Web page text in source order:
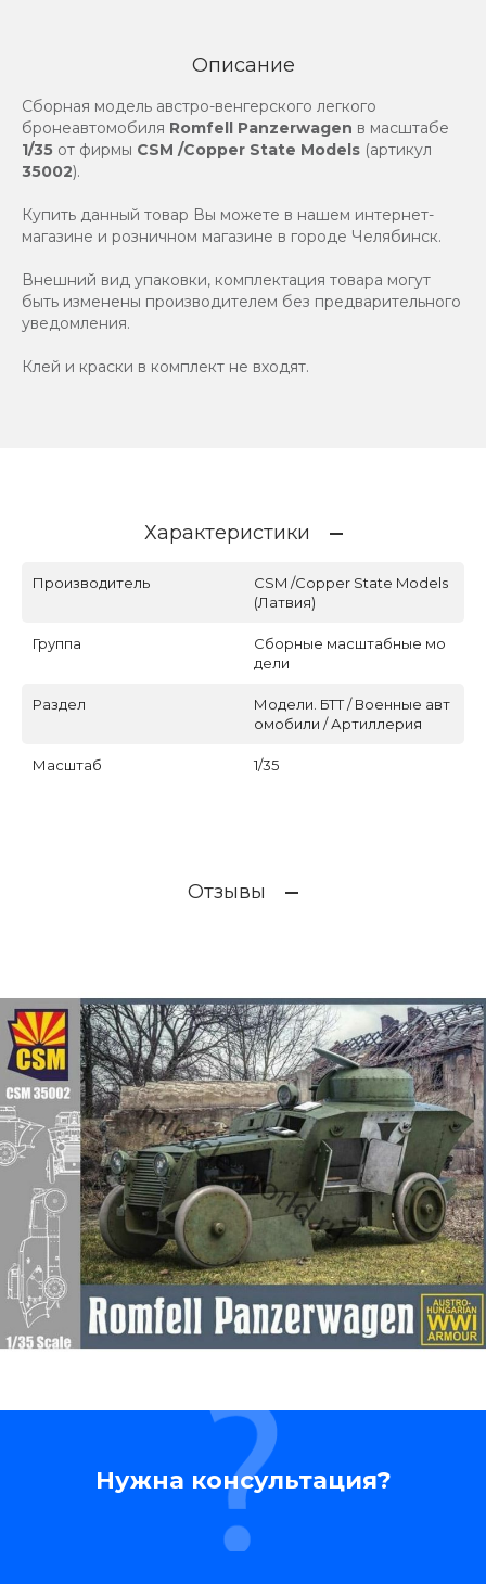
Описание
Сборная модель австро-венгерского легкого
бронеавтомобиля Romfell Panzerwagen в масштабе
1/35 от фирмы CSM /Copper State Models (артикул
35002).
Купить данный товар Вы можете в нашем интернет-
магазине и розничном магазине в городе Челябинск.
Внешний вид упаковки, комплектация товара могут
быть изменены производителем без предварительного
уведомления.
Клей и краски в комплект не входят.
Характеристики
Производитель
CSM /Copper State Models
(Латвия)
Группа
Сборные масштабные мо
дели
Раздел
Модели. БТТ / Военные авт
омобили / Артиллерия
Масштаб 1/35
Отзывы
Нужна консультация?